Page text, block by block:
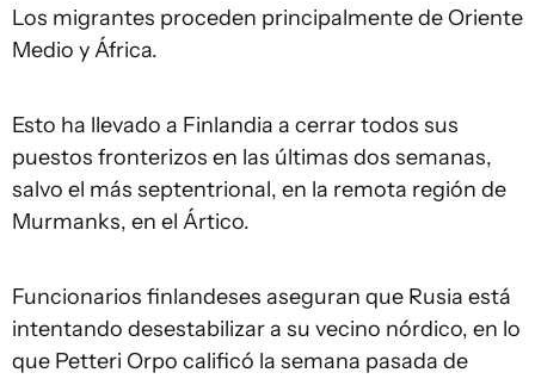
Los migrantes proceden principalmente de Oriente
Medio y África.
Esto ha llevado a Finlandia a cerrar todos sus
puestos fronterizos en las últimas dos semanas,
salvo el más septentrional, en la remota región de
Murmanks, en el Ártico.
Funcionarios finlandeses aseguran que Rusia está
intentando desestabilizar a su vecino nórdico, en lo
que Petteri Orpo calificó la semana pasada de